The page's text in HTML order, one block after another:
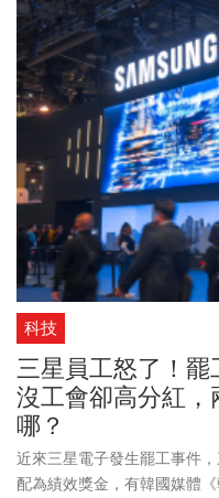
科技
三星員工怒了！
沒工會卻高分紅
哪？
近來三星電子發生罷工事件
配為績效獎金，有韓國媒體